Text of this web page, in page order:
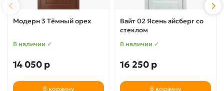
Модерн 3 Тёмный орех
В наличии ✓
14 050 р
В корзину
Вайт 02 Ясень айсберг со
стеклом
В наличии ✓
16 250 р
В корзину